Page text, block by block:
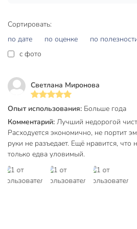
Вы можете приобрести
универсальное, Пемолюкс,
другие товары в нашем
Техническая информация
Бренд
Страна производства
Сортировать:
по дате
по оценке
по
c фото
Светлана Миронова
Опыт использования: Больше года
Комментарий: Лучший недорогой
Расходуется экономично, не портит
руки не разъедает. Ещё нравится, что
только едва уловимый.